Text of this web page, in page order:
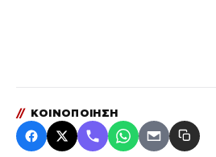
// ΚΟΙΝΟΠΟΙΗΣΗ